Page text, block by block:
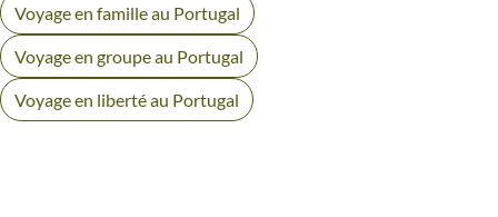
Voyage en famille au Portugal
Voyage en groupe au Portugal
Voyage en liberté au Portugal